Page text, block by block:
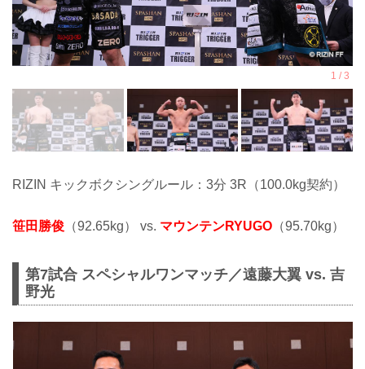
RIZIN キックボクシングルール：3分 3R（100.0kg契約）
笹田勝俊 （92.65kg） vs. マウンテンRYUGO （95.70kg）
第7試合 スペシャルワンマッチ／遠藤大翼 vs. 吉
野光